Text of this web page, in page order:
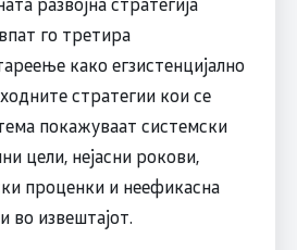
го третира
како егзистенцијално
стратегии кои се
покажуваат системски
цели, нејасни рокови,
проценки и неефикасна
во извештајот.